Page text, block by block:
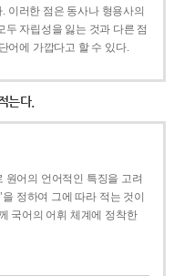
. 이러한 점은 동사나 형용사의
자립성을 잃는 것과 다른 점
어에 가깝다고 할 수 있다.
는다.
원어의 언어적인 특징을 고려
정하여 그에 따라 적는 것이
국어의 어휘 체계에 정착한